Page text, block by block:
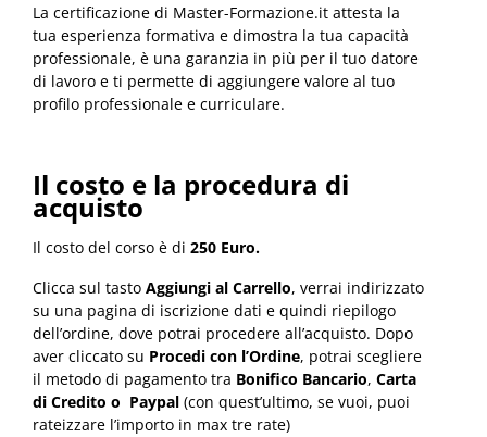
La certificazione di Master-Formazione.it attesta la
tua esperienza formativa e dimostra la tua capacità
professionale, è una garanzia in più per il tuo datore
di lavoro e ti permette di aggiungere valore al tuo
profilo professionale e curriculare.
Il costo e la procedura di
acquisto
Il costo del corso è di 250 Euro.
Clicca sul tasto Aggiungi al Carrello, verrai indirizzato
su una pagina di iscrizione dati e quindi riepilogo
dell’ordine, dove potrai procedere all’acquisto. Dopo
aver cliccato su Procedi con l’Ordine, potrai scegliere
il metodo di pagamento tra Bonifico Bancario, Carta
di Credito o Paypal (con quest’ultimo, se vuoi, puoi
rateizzare l’importo in max tre rate)